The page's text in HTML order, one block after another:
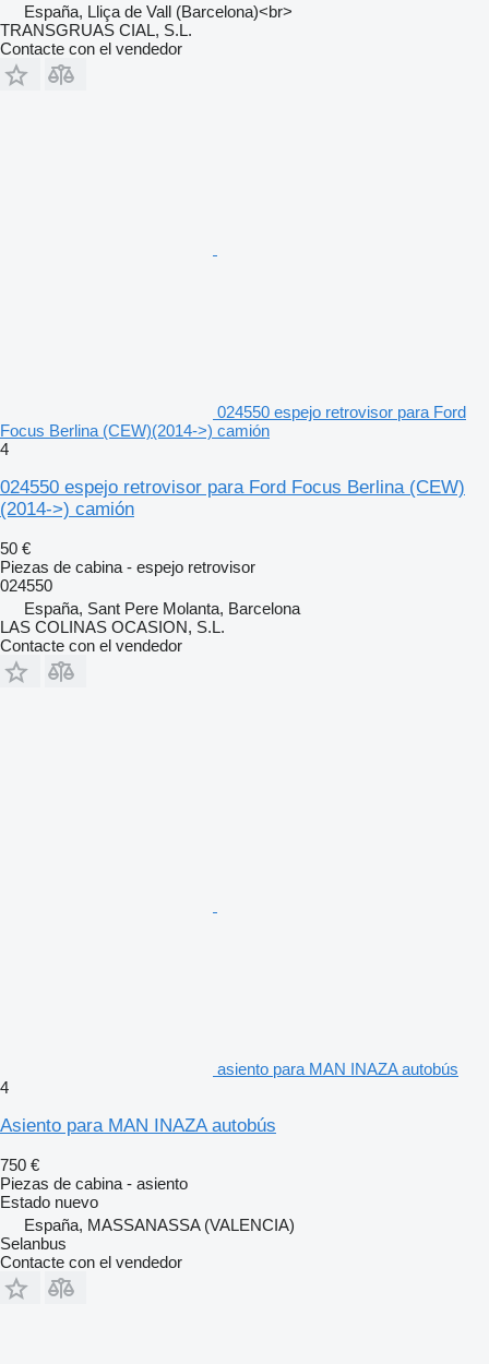
España, Lliça de Vall (Barcelona)<br>
TRANSGRUAS CIAL, S.L.
Contacte con el vendedor
024550 espejo retrovisor para Ford
Focus Berlina (CEW)(2014->) camión
4
024550 espejo retrovisor para Ford Focus Berlina (CEW)
(2014->) camión
50 €
Piezas de cabina - espejo retrovisor
024550
España, Sant Pere Molanta, Barcelona
LAS COLINAS OCASION, S.L.
Contacte con el vendedor
asiento para MAN INAZA autobús
4
Asiento para MAN INAZA autobús
750 €
Piezas de cabina - asiento
Estado nuevo
España, MASSANASSA (VALENCIA)
Selanbus
Contacte con el vendedor